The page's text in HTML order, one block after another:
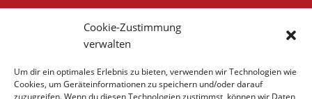
Cookie-Zustimmung
verwalten
Um dir ein optimales Erlebnis zu bieten, verwenden wir Technologien wie
Cookies, um Geräteinformationen zu speichern und/oder darauf
zuzugreifen. Wenn du diesen Technologien zustimmst, können wir Daten
COOKIE-RICHTLINIE (EU)